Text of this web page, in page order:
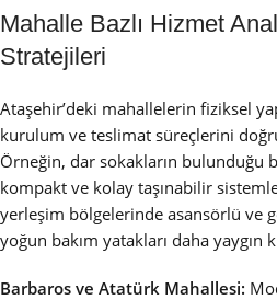
Mahalle Bazlı Hizmet
Stratejileri
Ataşehir’deki mahallelerin fiziksel
kurulum ve teslimat süreçlerini
Örneğin, dar sokakların bulunduğu
kompakt ve kolay taşınabilir
yerleşim bölgelerinde asansörlü ve
yoğun bakım yatakları daha yaygın
Barbaros ve Atatürk Mahallesi: